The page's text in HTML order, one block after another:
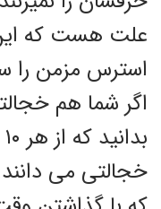
علت هست که این
استرس مزمن را
اگر شما هم
خجالتی می